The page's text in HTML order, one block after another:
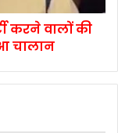
करने वालों की
चालान